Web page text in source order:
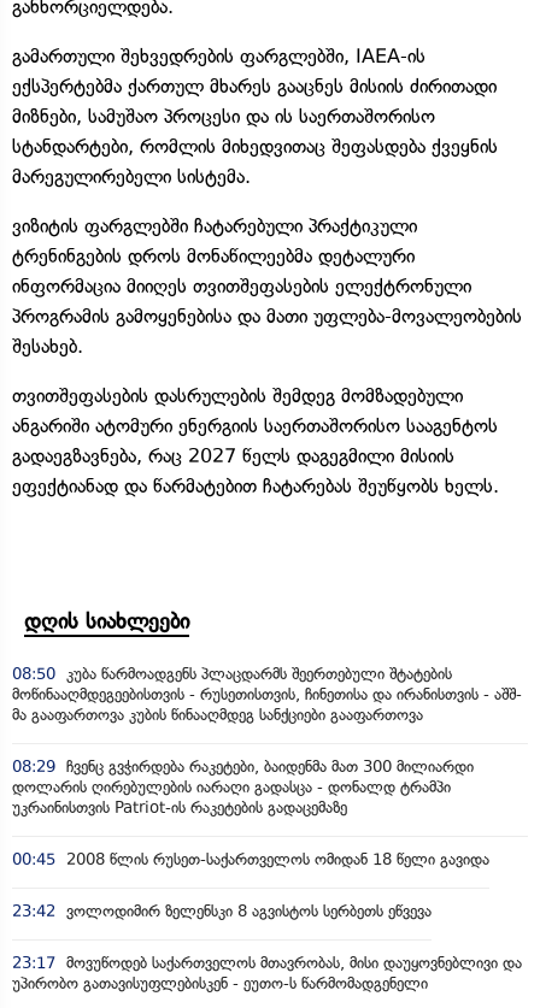
განხორციელდება.
გამართული შეხვედრების ფარგლებში, IAEA-ის
ექსპერტებმა ქართულ მხარეს გააცნეს მისიის ძირითადი
მიზნები, სამუშაო პროცესი და ის საერთაშორისო
სტანდარტები, რომლის მიხედვითაც შეფასდება ქვეყნის
მარეგულირებელი სისტემა.
ვიზიტის ფარგლებში ჩატარებული პრაქტიკული
ტრენინგების დროს მონაწილეებმა დეტალური
ინფორმაცია მიიღეს თვითშეფასების ელექტრონული
პროგრამის გამოყენებისა და მათი უფლება-მოვალეობების
შესახებ.
თვითშეფასების დასრულების შემდეგ მომზადებული
ანგარიში ატომური ენერგიის საერთაშორისო სააგენტოს
გადაეგზავნება, რაც 2027 წელს დაგეგმილი მისიის
ეფექტიანად და წარმატებით ჩატარებას შეუწყობს ხელს.
დღის სიახლეები
08:50
კუბა წარმოადგენს პლაცდარმს შეერთებული შტატების
მოწინააღმდეგეებისთვის - რუსეთისთვის, ჩინეთისა და ირანისთვის - აშშ-
მა გააფართოვა კუბის წინააღმდეგ სანქციები გააფართოვა
08:29 ჩვენც გვჭირდება რაკეტები, ბაიდენმა მათ 300 მილიარდი
დოლარის ღირებულების იარაღი გადასცა - დონალდ ტრამპი
უკრაინისთვის Patriot-ის რაკეტების გადაცემაზე
00:45 2008 წლის რუსეთ-საქართველოს ომიდან 18 წელი გავიდა
23:42 ვოლოდიმირ ზელენსკი 8 აგვისტოს სერბეთს ეწვევა
23:17 მოვუწოდებ საქართველოს მთავრობას, მისი დაუყოვნებლივი და
უპირობო გათავისუფლებისკენ - ეუთო-ს წარმომადგენელი